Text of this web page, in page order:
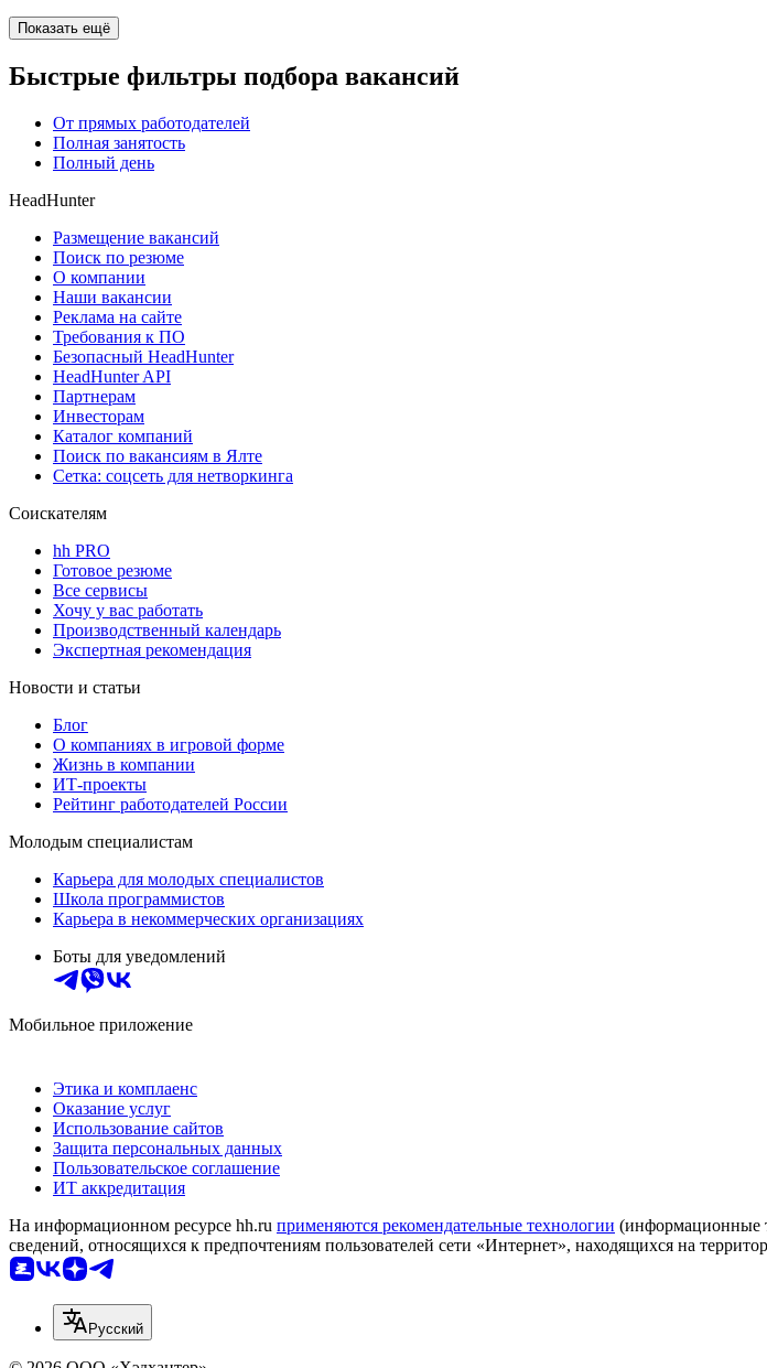
Показать ещё
Быстрые фильтры подбора вакансий
От прямых работодателей
Полная занятость
Полный день
HeadHunter
Размещение вакансий
Поиск по резюме
О компании
Наши вакансии
Реклама на сайте
Требования к ПО
Безопасный HeadHunter
HeadHunter API
Партнерам
Инвесторам
Каталог компаний
Поиск по вакансиям в Ялте
Сетка: соцсеть для нетворкинга
Соискателям
hh PRO
Готовое резюме
Все сервисы
Хочу у вас работать
Производственный календарь
Экспертная рекомендация
Новости и статьи
Блог
О компаниях в игровой форме
Жизнь в компании
ИТ-проекты
Рейтинг работодателей России
Молодым специалистам
Карьера для молодых специалистов
Школа программистов
Карьера в некоммерческих организациях
Боты для уведомлений
Мобильное приложение
Этика и комплаенс
Оказание услуг
Использование сайтов
Защита персональных данных
Пользовательское соглашение
ИТ аккредитация
На информационном ресурсе hh.ru применяются рекомендательные технологии (информационные
сведений, относящихся к предпочтениям пользователей сети «Интернет», находящихся на
Русский